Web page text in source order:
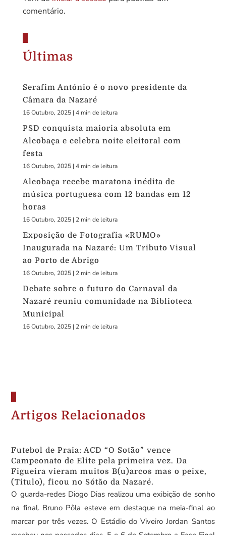
comentário.
Últimas
Serafim António é o novo presidente da
Câmara da Nazaré
16 Outubro, 2025| 4 min de leitura
PSD conquista maioria absoluta em
Alcobaça e celebra noite eleitoral com
festa
16 Outubro, 2025| 4 min de leitura
Alcobaça recebe maratona inédita de
música portuguesa com 12 bandas em 12
horas
16 Outubro, 2025| 2 min de leitura
Exposição de Fotografia «RUMO»
Inaugurada na Nazaré: Um Tributo Visual
ao Porto de Abrigo
16 Outubro, 2025| 2 min de leitura
Debate sobre o futuro do Carnaval da
Nazaré reuniu comunidade na Biblioteca
Municipal
16 Outubro, 2025| 2 min de leitura
Artigos Relacionados
Futebol de Praia: ACD “O Sotão” vence
Campeonato de Elite pela primeira vez. Da
Figueira vieram muitos B(u)arcos mas o peixe,
(Titulo), ficou no Sótão da Nazaré.
O guarda-redes Diogo Dias realizou uma exibição de sonho
na final. Bruno Pôla esteve em destaque na meia-final ao
marcar por três vezes. O Estádio do Viveiro Jordan Santos